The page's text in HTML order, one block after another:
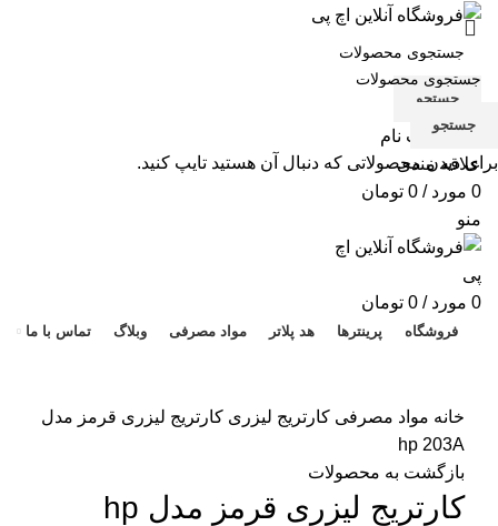
جستجو
ورود / ثبت نام
علاقه مندی
0 مورد /
0 تومان
منو
0 مورد /
0 تومان
فروشگاه پرینترها هد پلاتر مواد مصرفی وبلاگ تماس با ما
خانه مواد مصرفی کارتریج لیزری کارتریج لیزری قرمز مدل
hp 203A
بازگشت به محصولات
کارتریج لیزری قرمز مدل hp
جستجو
برای دیدن محصولاتی که دنبال آن هستید تایپ کنید.